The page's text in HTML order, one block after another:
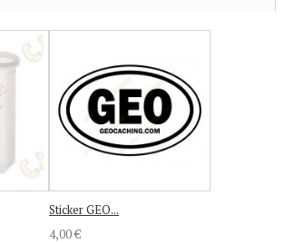
Sticker GEO...
4,00 €